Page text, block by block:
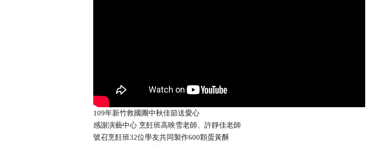
109年新竹救國團中秋佳節送愛心
感謝演藝中心 烹飪班高映雪老師、許靜佳老師
號召烹飪班32位學友共同製作600顆蛋黃酥